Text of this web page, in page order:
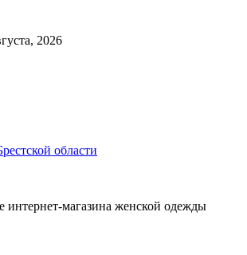
2026
области
интернет-магазина женской одежды